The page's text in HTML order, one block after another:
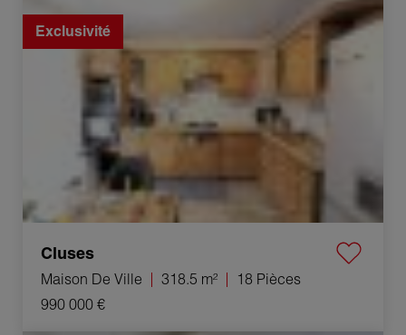
Exclusivité
Cluses
Maison De Ville 318.5 m²
18 Pièces
990 000 €